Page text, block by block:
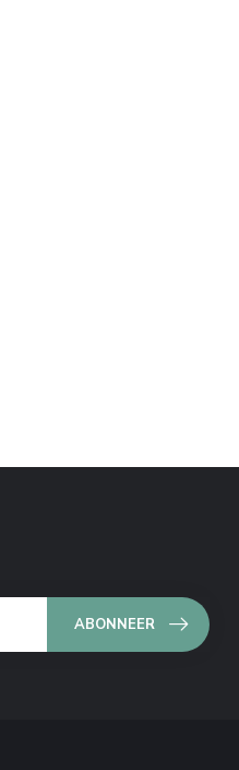
ABONNEER